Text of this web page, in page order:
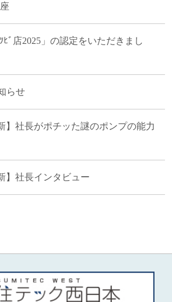
ﾂﾋﾞ店2025」の認定をいただきまし
らせ
】社長がポチッた謎のポンプの能力
】社長インタビュー